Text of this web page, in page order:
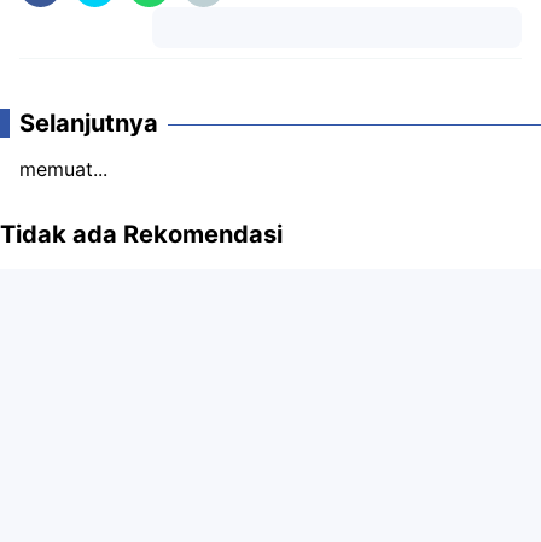
Selanjutnya
memuat...
Tidak ada Rekomendasi